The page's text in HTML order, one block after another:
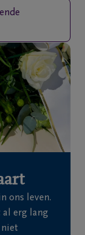
ons leven.
al erg lang
niet